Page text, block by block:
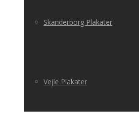
Skanderborg Plakater
Vejle Plakater